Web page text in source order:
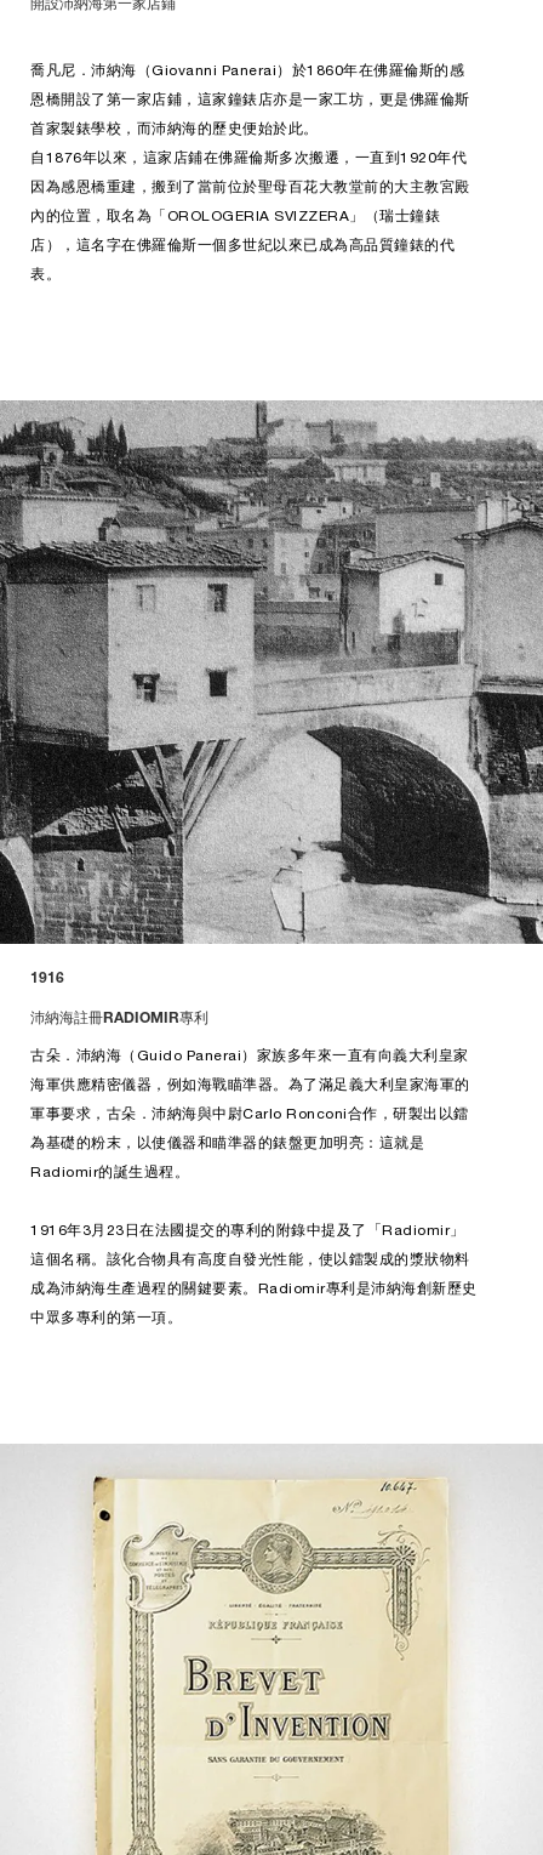
開設沛納海第一家店鋪
喬凡尼．沛納海（Giovanni Panerai）於1860年在佛羅倫斯的感
恩橋開設了第一家店鋪，這家鐘錶店亦是一家工坊，更是佛羅倫斯
首家製錶學校，而沛納海的歷史便始於此。
自1876年以來，這家店鋪在佛羅倫斯多次搬遷，一直到1920年代
因為感恩橋重建，搬到了當前位於聖母百花大教堂前的大主教宮殿
內的位置，取名為「OROLOGERIA SVIZZERA」（瑞士鐘錶
店），這名字在佛羅倫斯一個多世紀以來已成為高品質鐘錶的代
表。
1916
沛納海註冊RADIOMIR專利
古朵．沛納海（Guido Panerai）家族多年來一直有向義大利皇家
海軍供應精密儀器，例如海戰瞄準器。為了滿足義大利皇家海軍的
軍事要求，古朵．沛納海與中尉Carlo Ronconi合作，研製出以鐳
為基礎的粉末，以使儀器和瞄準器的錶盤更加明亮：這就是
Radiomir的誕生過程。
1916年3月23日在法國提交的專利的附錄中提及了「Radiomir」
這個名稱。該化合物具有高度自發光性能，使以鐳製成的漿狀物料
成為沛納海生產過程的關鍵要素。Radiomir專利是沛納海創新歷史
中眾多專利的第一項。